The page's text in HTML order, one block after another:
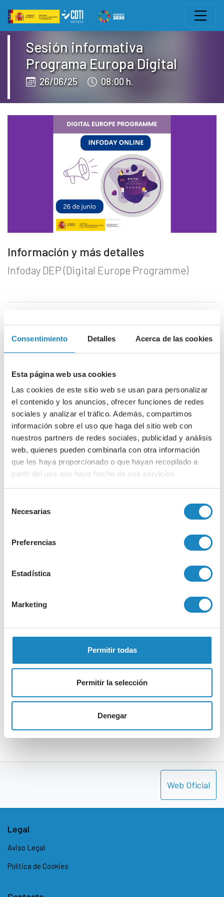
Consentimiento Detalles Acerca de las cookies
Esta página web usa cookies
Las cookies de este sitio web se usan para personalizar
el contenido y los anuncios, ofrecer funciones de redes
sociales y analizar el tráfico. Además, compartimos
información sobre el uso que haga del sitio web con
nuestros partners de redes sociales, publicidad y análisis
web, quienes pueden combinarla con otra información
que les haya proporcionado o que hayan recopilado a
partir del uso que haya hecho de sus servicios.
Necesarias
Preferencias
Estadística
Marketing
Permitir todas
Permitir la selección
Denegar
Eventos CDTI
Sesión informativa
Programa Europa Digital
26/06/25 08:00 h.
Web Oficial
Información y más detalles
Infoday DEP (Digital Europe Programme)
El próximo 26 de junio a las 10:00 horas se va a celebrar una jornada
programa Programa Europa Digital, el cual representa una excelente
oportunidad para que empresas y organizaciones se sumen a
iniciativas innovadoras que potencian la economía digital. Durante el
mismo, se llevará a cabo una ponencia por parte de Enrique Pelayo
(NCP de Digital del Cluster 4) sobre Sinergias entre el Programa
Europa Digital y Programa Horizonte Europa.
Contenido asociado
Programa
Legal
Aviso Legal
Política de Cookies